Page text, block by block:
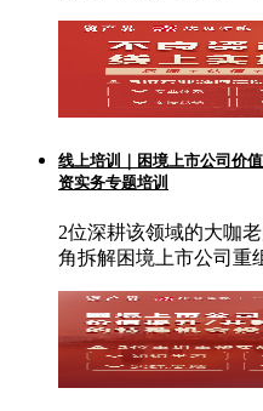
线上培训｜困境上市公司价
资实务专题培训
2位深耕该领域的大咖
角拆解困境上市公司重